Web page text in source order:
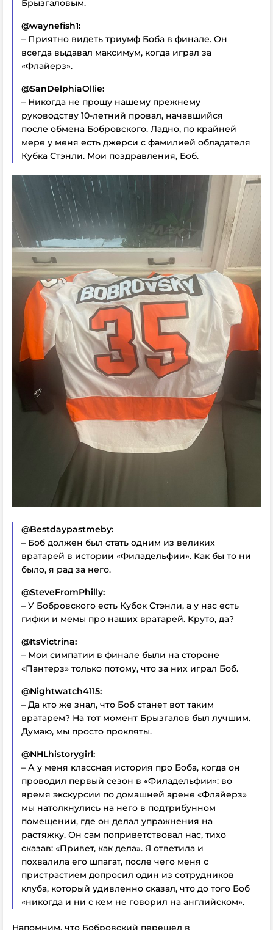
Брызгаловым.
@waynefish1:
– Приятно видеть триумф Боба в финале. Он
всегда выдавал максимум, когда играл за
«Флайерз».
@SanDelphiaOllie:
– Никогда не прощу нашему прежнему
руководству 10-летний провал, начавшийся
после обмена Бобровского. Ладно, по крайней
мере у меня есть джерси с фамилией обладателя
Кубка Стэнли. Мои поздравления, Боб.
@Bestdaypastmeby:
– Боб должен был стать одним из великих
вратарей в истории «Филадельфии». Как бы то ни
было, я рад за него.
@SteveFromPhilly:
– У Бобровского есть Кубок Стэнли, а у нас есть
гифки и мемы про наших вратарей. Круто, да?
@ItsVictrina:
– Мои симпатии в финале были на стороне
«Пантерз» только потому, что за них играл Боб.
@Nightwatch4115:
– Да кто же знал, что Боб станет вот таким
вратарем? На тот момент Брызгалов был лучшим.
Думаю, мы просто прокляты.
@NHLhistorygirl:
– А у меня классная история про Боба, когда он
проводил первый сезон в «Филадельфии»: во
время экскурсии по домашней арене «Флайерз»
мы натолкнулись на него в подтрибунном
помещении, где он делал упражнения на
растяжку. Он сам поприветствовал нас, тихо
сказав: «Привет, как дела». Я ответила и
похвалила его шпагат, после чего меня с
пристрастием допросил один из сотрудников
клуба, который удивленно сказал, что до того Боб
«никогда и ни с кем не говорил на английском».
Напомним, что Бобровский перешел в